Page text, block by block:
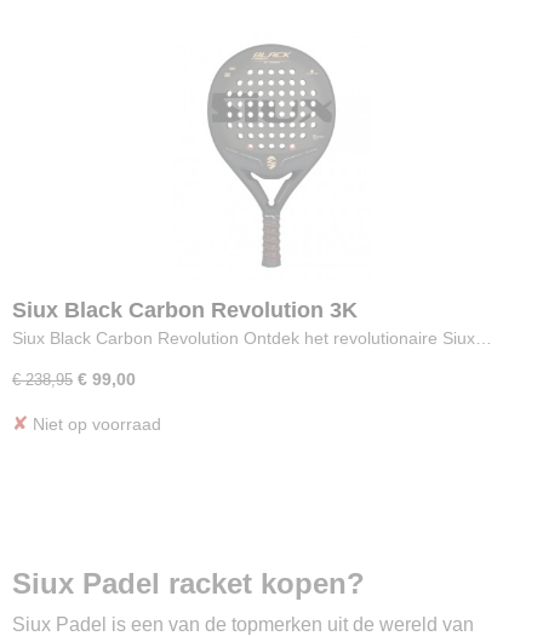
Siux Black Carbon Revolution 3K
Siux Black Carbon Revolution Ontdek het revolutionaire Siux…
€ 238,95 € 99,00
✘ Niet op voorraad
Siux Padel racket kopen?
Siux Padel is een van de topmerken uit de wereld van